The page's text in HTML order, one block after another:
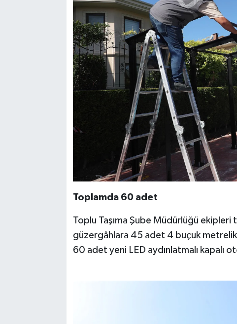
Toplamda 60 adet
Toplu Taşıma Şube Müdürlüğü ekipleri
güzergâhlara 45 adet 4 buçuk
60 adet yeni LED aydınlatmalı kapalı